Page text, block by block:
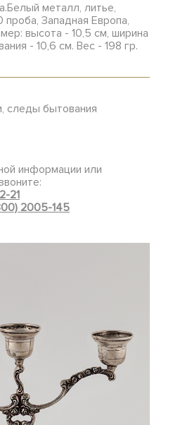
металл, литье,
Западная Европа,
высота - 10,5 см, ширина
- 10,6 см. Вес - 198 гр.
следы бытования
информации или
21
2005-145